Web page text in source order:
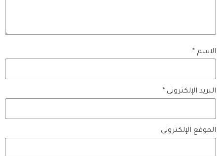
الاسم *
البريد الإلكتروني *
الموقع الإلكتروني